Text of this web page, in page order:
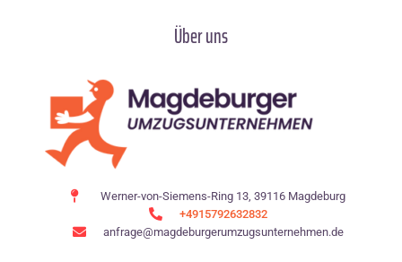
Über uns
Werner-von-Siemens-Ring 13, 39116 Magdeburg
+4915792632832
anfrage@magdeburgerumzugsunternehmen.de